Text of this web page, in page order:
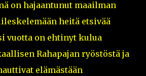
on hajaantunut maailman
heitä etsivää
vuotta on ehtinyt kulua
Rahapajan ryöstöstä ja
elämästään